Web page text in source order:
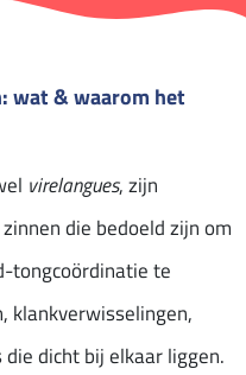
wat & waarom het
virelangues, zijn
die bedoeld zijn om
tongcoördinatie te
klankverwisselingen,
dicht bij elkaar liggen.